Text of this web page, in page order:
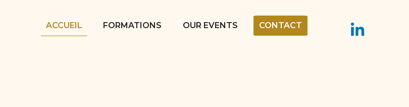
ACCUEIL FORMATIONS OUR EVENTS CONTACT